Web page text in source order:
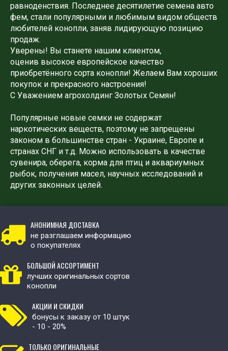
равноденствия. Последнее десятилетие семена авто
фем, стали популярными и любимым видом обществ
любителей конопли, заняв лидирующую позицию
продаж.
Уверены! Вы станете нашим клиентом,
оценив высокое европейское качество
приобретённого сорта конопли! Желаем Вам хороших
покупок и прекрасного настроения!
С Уважением агрохолдинг Золотых Семян!
Популярные новые семки не содержат
наркотических веществ, поэтому не запрещены
законом в большинстве стран - Украине, Европе и
странах СНГ и т.д. Можно использовать в качестве
сувенира, оберега, корма для птиц и аквариумных
рыбок, получения масел, научных исследований и
других законных целей.
АНОНИМНАЯ ДОСТАВКА
не разглашаем информацию
о покупателях
БОЛЬШОЙ АССОРТИМЕНТ
лучших оригинальных сортов
конопли
АКЦИИ И СКИДКИ
бонусы к заказу от 10 штук
- 10 - 20%
ТОЛЬКО ОРИГИНАЛЬНЫЕ